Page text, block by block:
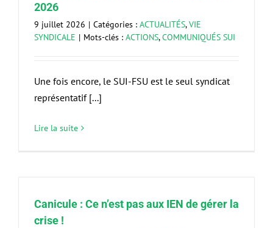
2026
9 juillet 2026 | Catégories : ACTUALITÉS,VIE
SYNDICALE | Mots-clés : ACTIONS,COMMUNIQUÉS SUI
Une fois encore, le SUI-FSU est le seul syndicat
représentatif [...]
Lire la suite
Canicule : Ce n’est pas aux IEN de gérer la
crise !